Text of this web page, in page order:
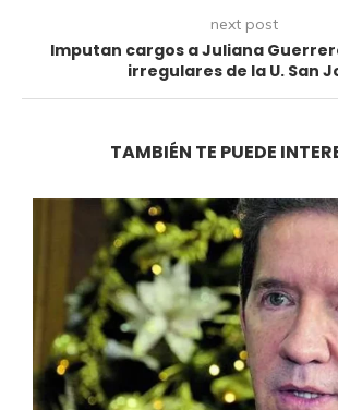
next post
Imputan cargos a Juliana
irregulares de la U. San
TAMBIÉN TE PUEDE